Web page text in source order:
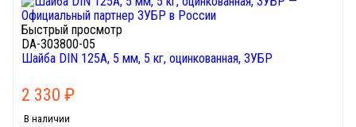
Быстрый просмотр
DA-303800-05
Шайба DIN 125A, 5 мм, 5 кг, оцинкованная, ЗУБР
2 330 ₽
В наличии